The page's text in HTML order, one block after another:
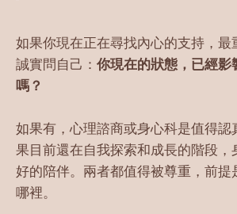
如果你現在正在尋找內心的支持，最
誠實問自己： 你現在的狀態，已經影
嗎？
如果有，心理諮商或身心科是值得認
果目前還在自我探索和成長的階段，
好的陪伴。兩者都值得被尊重，前提
哪裡。